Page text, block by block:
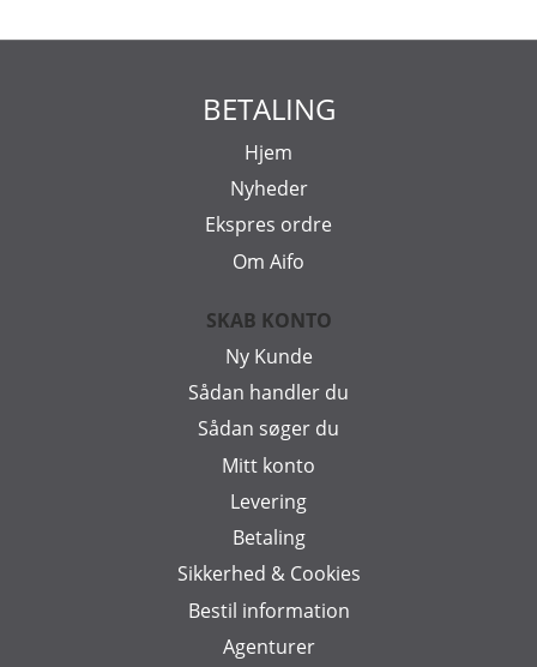
BETALING
Hjem
Nyheder
Ekspres ordre
Om Aifo
SKAB KONTO
Ny Kunde
Sådan handler du
Sådan søger du
Mitt konto
Levering
Betaling
Sikkerhed & Cookies
Bestil information
Agenturer